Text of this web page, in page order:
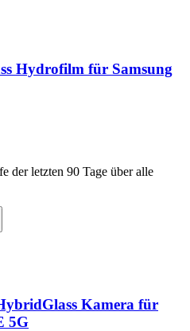
Hydrofilm für Samsung
der letzten 90 Tage über alle
Kamera für
5G